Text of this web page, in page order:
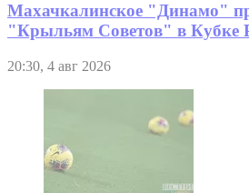
Махачкалинское "Динамо"
"Крыльям Советов" в Кубке
20:30, 4 авг 2026